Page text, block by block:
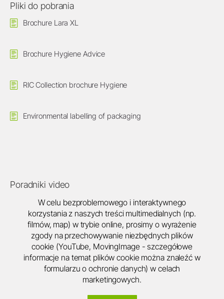
Pliki do pobrania
Brochure Lara XL
Brochure Hygiene Advice
RIC Collection brochure Hygiene
Environmental labelling of packaging
Poradniki video
W celu bezproblemowego i interaktywnego
korzystania z naszych treści multimedialnych (np.
filmów, map) w trybie online, prosimy o wyrażenie
zgody na przechowywanie niezbędnych plików
cookie (YouTube, MovingImage - szczegółowe
informacje na temat plików cookie można znaleźć w
formularzu o ochronie danych) w celach
marketingowych.